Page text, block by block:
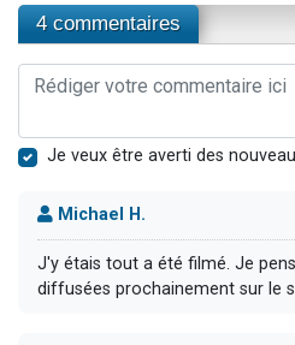
4 commentaires
Je veux être averti des
Michael H.
J'y étais tout a été filmé. Je
diffusées prochainement sur le